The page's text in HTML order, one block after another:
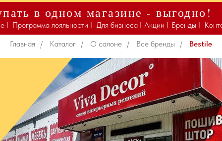
в одном магазине - выгодно!
Бренды I
Акции I
Для бизнеса I
Программа лояльности I
I
Bestile
Главная / Каталог / О салоне / Все бренды / Bestile